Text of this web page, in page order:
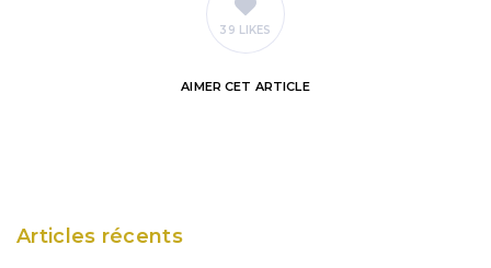
39 LIKES
AIMER CET ARTICLE
Articles récents